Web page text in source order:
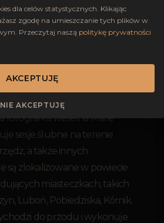
fotografka weselna Marie
sesje ślubne na terenie
a także innych
są zlokalizowane w powiecie
miasteczkach, takich
Luboń, Pobiedziska, Kórnik.
do przodu i wykonuje
dla celów statystycznych. Klikając
zgodę na umieszczanie tych plików w
Przeczytaj naszą politykę prywatności
AKCEPTUJĘ
NIE AKCEPTUJĘ